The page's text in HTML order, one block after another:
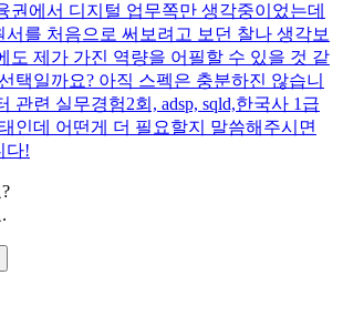
권에서 디지털 업무쪽만 생각중이었는데
서를 처음으로 써보려고 보던 찰나 생각보
도 제가 가진 역량을 어필할 수 있을 것 같
택일까요? 아직 스펙은 충분하진 않습니
관련 실무경험2회, adsp, sqld,한국사 1급
인데 어떤게 더 필요할지 말씀해주시면
다!